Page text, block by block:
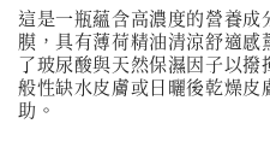
這是一瓶蘊含高濃度的營養
膜，具有薄荷精油清涼舒適
了玻尿酸與天然保濕因子以
般性缺水皮膚或日曬後乾燥
助。